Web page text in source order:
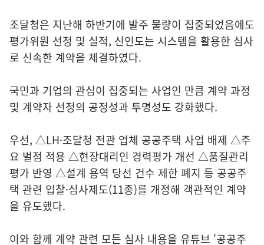
조달청은 지난해 하반기에 발주 물량이 집중되었음에도
평가위원 선정 및 실적, 신인도는 시스템을 활용한 심사
로 신속한 계약을 체결하였다.
국민과 기업의 관심이 집중되는 사업인 만큼 계약 과정
및 계약자 선정의 공정성과 투명성도 강화했다.
우선, △LH·조달청 전관 업체 공공주택 사업 배제 △주
요 벌점 적용 △현장대리인 경력평가 개선 △품질관리
평가 반영 △설계 용역 당선 건수 제한 폐지 등 공공주
택 관련 입찰·심사제도(11종)를 개정해 객관적인 계약
을 유도했다.
이와 함께 계약 관련 모든 심사 내용을 유튜브 '공공주